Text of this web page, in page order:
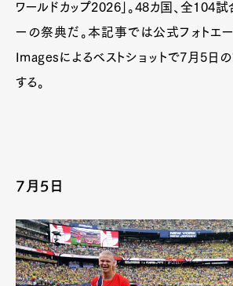
ワールドカップ2026」。48カ国、全104
ーの祭典だ。本記事では公式フォトエ
Imagesによるベストショットで7月5日
する。
7月5日